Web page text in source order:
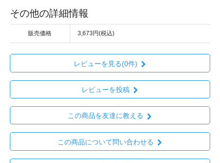
その他の詳細情報
販売価格 3,673円(税込)
レビューを見る(0件)
レビューを投稿
この商品を友達に教える
この商品について問い合わせる